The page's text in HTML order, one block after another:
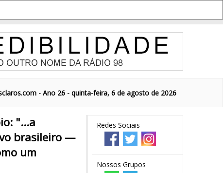
- Ano 26 - quinta-feira, 6 de agosto de 2026
Redes Sociais
Nossos Grupos
"...a
brasileiro —
um